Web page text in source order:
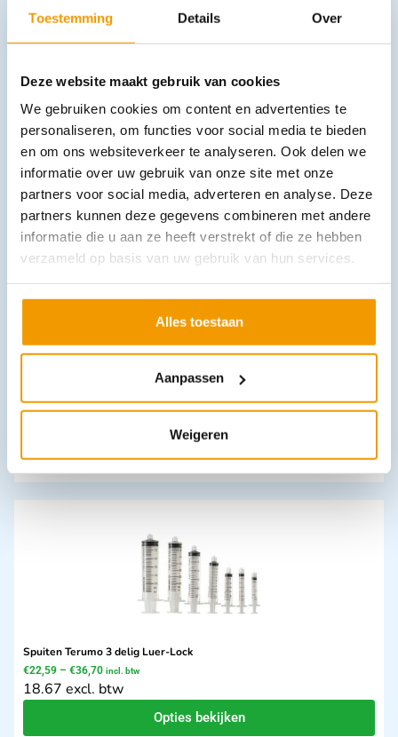
Toestemming Details Over
Deze website maakt gebruik van cookies
We gebruiken cookies om content en advertenties te
personaliseren, om functies voor social media te bieden
en om ons websiteverkeer te analyseren. Ook delen we
informatie over uw gebruik van onze site met onze
partners voor social media, adverteren en analyse. Deze
partners kunnen deze gegevens combineren met andere
informatie die u aan ze heeft verstrekt of die ze hebben
verzameld op basis van uw gebruik van hun services.
Alles toestaan
Aanpassen
Weigeren
Injectiespuit 3ml luer lock - 3 delig
€ 14,52 incl. btw
12 excl. btw
In winkelwagen
Leverbaar
144.16 excl. btw
In winkelwagen
Leverbaar
Spuiten Terumo 3 delig Luer-Lock
€22,59 – €36,70 incl. btw
18.67 excl. btw
Opties bekijken